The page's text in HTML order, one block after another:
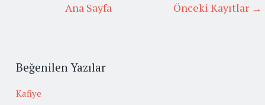
Önceki Kayıtlar →
Ana Sayfa
Beğenilen Yazılar
Kafiye